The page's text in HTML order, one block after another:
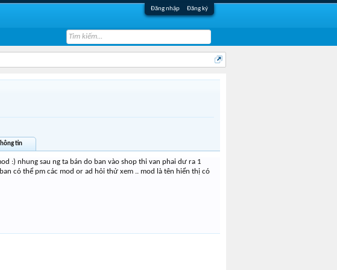
Đăng nhập Đăng ký
tin
:) nhung sau ng ta bán do ban vào shop thi van phai dư ra 1
có thể pm các mod or ad hỏi thử xem .. mod là tên hiển thị có